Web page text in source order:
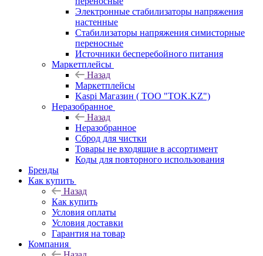
Электронные стабилизаторы напряжения
настенные
Стабилизаторы напряжения симисторные
переносные
Источники бесперебойного питания
Маркетплейсы
Назад
Маркетплейсы
Kaspi Магазин ( ТОО "TOK.KZ")
Неразобранное
Назад
Неразобранное
Сброд для чистки
Товары не входящие в ассортимент
Коды для повторного использования
Бренды
Как купить
Назад
Как купить
Условия оплаты
Условия доставки
Гарантия на товар
Компания